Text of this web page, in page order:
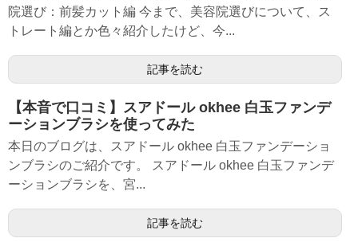
院選び：前髪カット編 今まで、美容院選びについて、ス
トレート編とか色々紹介したけど、今...
記事を読む
【本音で口コミ】スアドール okhee 白玉ファンデ
ーションブラシを使ってみた
本日のブログは、スアドール okhee 白玉ファンデーショ
ンブラシのご紹介です。 スアドール okhee 白玉ファンデ
ーションブラシを、宮...
記事を読む